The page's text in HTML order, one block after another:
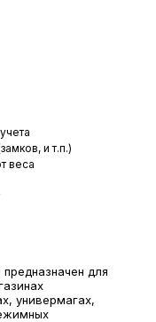
для
универмагах,
и т.п.)
веса